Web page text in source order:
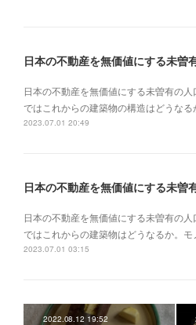
日本の不動産を無価値にする未曽有の人
ではこれからの建築物の構造はどうなる
2023.07.01 20:49
日本の不動産を無価値にする未曽有の人
ではこれからの建築物はどうなるか。モ
2023.07.01 03:15
2022.08.12 19:52